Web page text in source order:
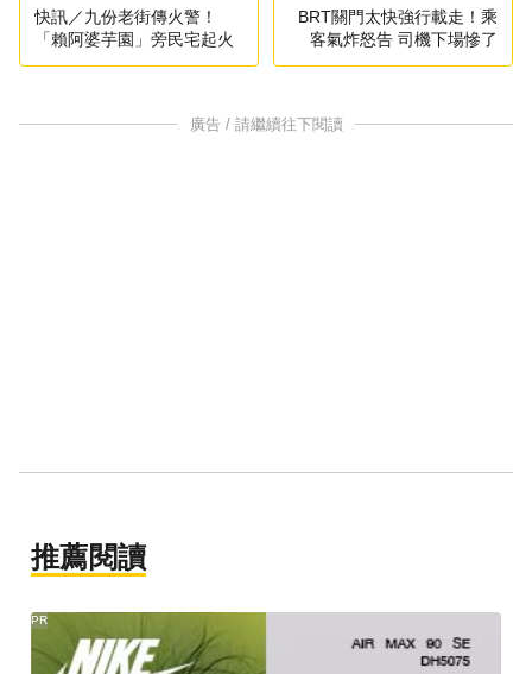
快訊／九份老街傳火警！
「賴阿婆芋園」旁民宅起火
BRT關門太快強行載走！乘
客氣炸怒告 司機下場慘了
廣告 / 請繼續往下閱讀
推薦閱讀
PR